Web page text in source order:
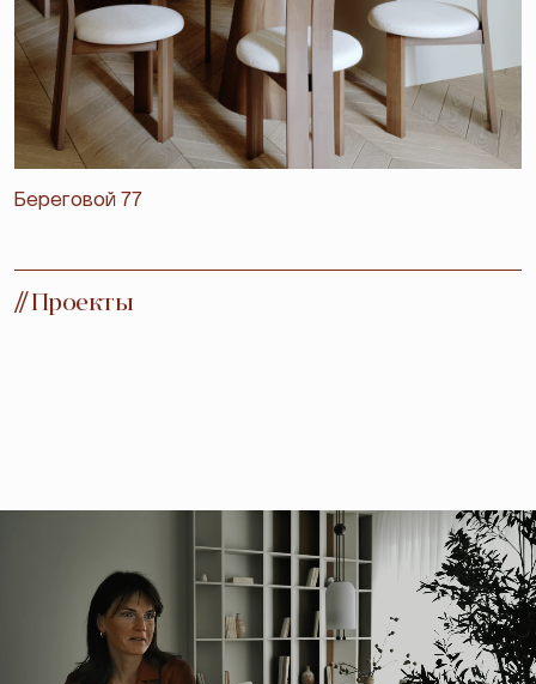
Береговой 77
// Проекты